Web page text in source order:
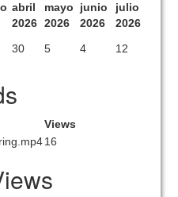
abril
2026
mayo
2026
junio
2026
julio
2026
30 5 4 12
Views
16